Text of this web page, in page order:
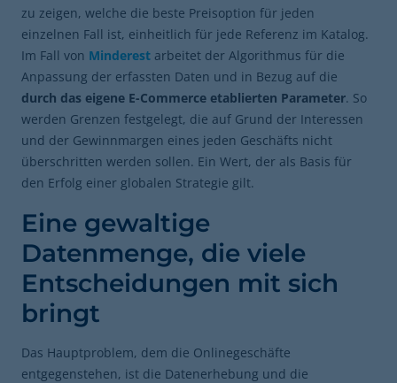
zu zeigen, welche die beste Preisoption für jeden
einzelnen Fall ist, einheitlich für jede Referenz im Katalog.
Im Fall von Minderest arbeitet der Algorithmus für die
Anpassung der erfassten Daten und in Bezug auf die
durch das eigene E-Commerce etablierten Parameter. So
werden Grenzen festgelegt, die auf Grund der Interessen
und der Gewinnmargen eines jeden Geschäfts nicht
überschritten werden sollen. Ein Wert, der als Basis für
den Erfolg einer globalen Strategie gilt.
Eine gewaltige
Datenmenge, die viele
Entscheidungen mit sich
bringt
Das Hauptproblem, dem die Onlinegeschäfte
entgegenstehen, ist die Datenerhebung und die